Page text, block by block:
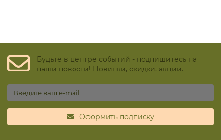
Будьте в центре событий - подпишитесь на
наши новости! Новинки, скидки, акции.
Оформить подписку